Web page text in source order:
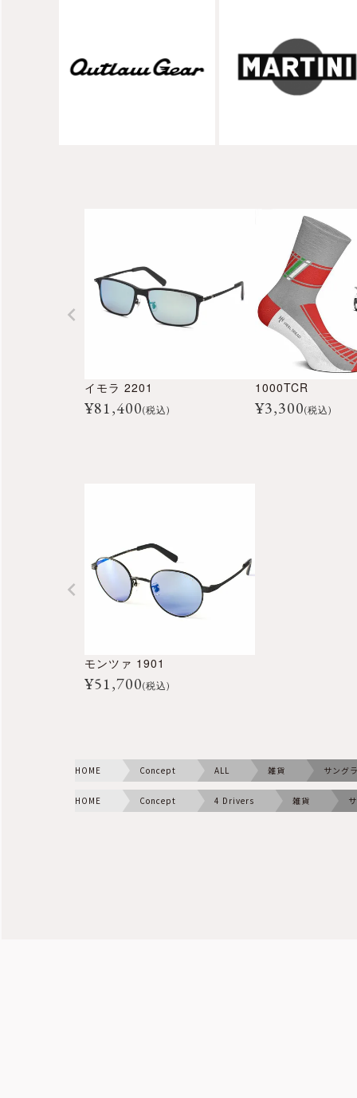
イモラ 2201
¥81,400(税込)
1000TCR
¥3,300(税込)
モンツァ 1901
¥51,700(税込)
HOME Concept ALL 雑貨 サング
HOME Concept 4 Drivers 雑貨